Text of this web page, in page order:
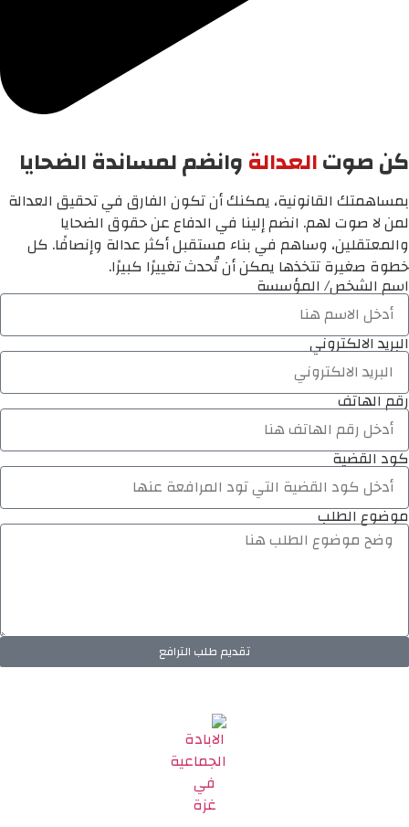
كن صوتالعدالةوانضم لمساندة الضحايا
بمساهمتك القانونية، يمكنك أن تكون الفارق في تحقيق العدالة
لمن لا صوت لهم. انضم إلينا في الدفاع عن حقوق الضحايا
والمعتقلين، وساهم في بناء مستقبل أكثر عدالة وإنصافًا. كل
خطوة صغيرة تتخذها يمكن أن تُحدث تغييرًا كبيرًا.
اسم الشخص/ المؤسسة
البريد الالكتروني
رقم الهاتف
كود القضية
موضوع الطلب
تقديم طلب الترافع